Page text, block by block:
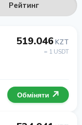
Рейтинг
519.046 KZT
= 1 USDT
Обміняти